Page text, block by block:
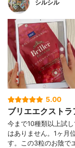
シルシル
5.00
ブリエエクストラ
今まで10種類以上試
はありません。1ヶ月
す。この3粒のお陰で